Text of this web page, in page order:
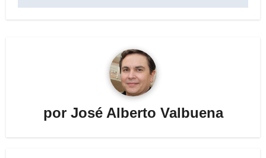
por José Alberto Valbuena